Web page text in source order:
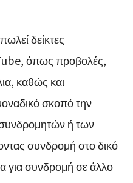
δείκτες
όπως προβολές,
καθώς και
σκοπό την
ή των
συνδρομή στο δικό
για συνδρομή σε άλλο